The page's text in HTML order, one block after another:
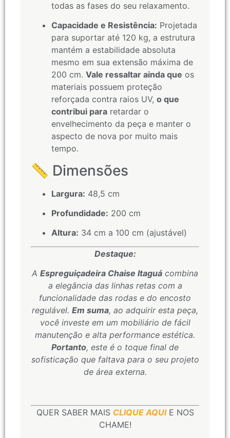
todas as fases do seu relaxamento.
Capacidade e Resistência: Projetada
para suportar até 120 kg, a estrutura
mantém a estabilidade absoluta
mesmo em sua extensão máxima de
200 cm. Vale ressaltar ainda que os
materiais possuem proteção
reforçada contra raios UV, o que
contribui para retardar o
envelhecimento da peça e manter o
aspecto de nova por muito mais
tempo.
📏 Dimensões
Largura: 48,5 cm
Profundidade: 200 cm
Altura: 34 cm a 100 cm (ajustável)
Destaque:
A Espreguiçadeira Chaise Itaguá combina
a elegância das linhas retas com a
funcionalidade das rodas e do encosto
regulável. Em suma, ao adquirir esta peça,
você investe em um mobiliário de fácil
manutenção e alta performance estética.
Portanto, este é o toque final de
sofisticação que faltava para o seu projeto
de área externa.
QUER SABER MAIS CLIQUE AQUIE NOS
CHAME!